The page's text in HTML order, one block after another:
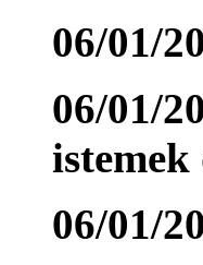
06/01/
06/01/
istemek
06/01/